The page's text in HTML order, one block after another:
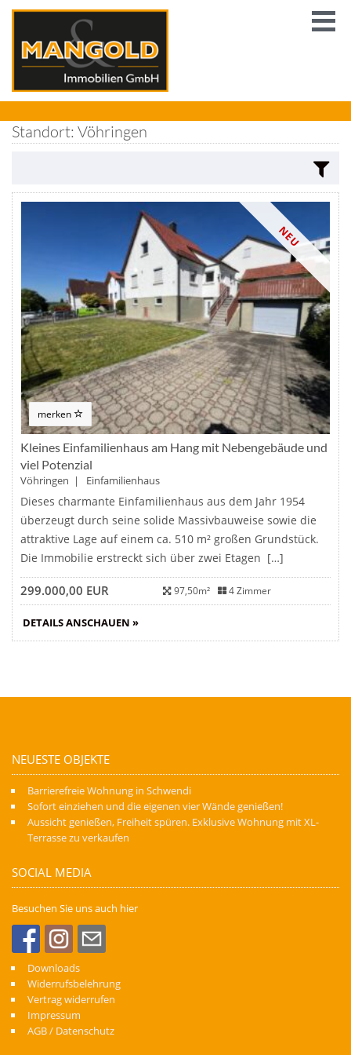
Standort: Vöhringen
NEU
merken
Kleines Einfamilienhaus am Hang mit Nebengebäude und
viel Potenzial
Vöhringen | Einfamilienhaus
Dieses charmante Einfamilienhaus aus dem Jahr 1954
überzeugt durch seine solide Massivbauweise sowie die
attraktive Lage auf einem ca. 510 m² großen Grundstück.
Die Immobilie erstreckt sich über zwei Etagen […]
299.000,00 EUR 97,50m² 4 Zimmer
DETAILS ANSCHAUEN »
NEUESTE OBJEKTE
Barrierefreie Wohnung in Schwendi
Sofort einziehen und die eigenen vier Wände genießen!
Aussicht genießen, Freiheit spüren. Exklusive Wohnung mit XL-
Terrasse zu verkaufen
SOCIAL MEDIA
Besuchen Sie uns auch hier
Downloads
Widerrufsbelehrung
Vertrag widerrufen
Impressum
AGB / Datenschutz